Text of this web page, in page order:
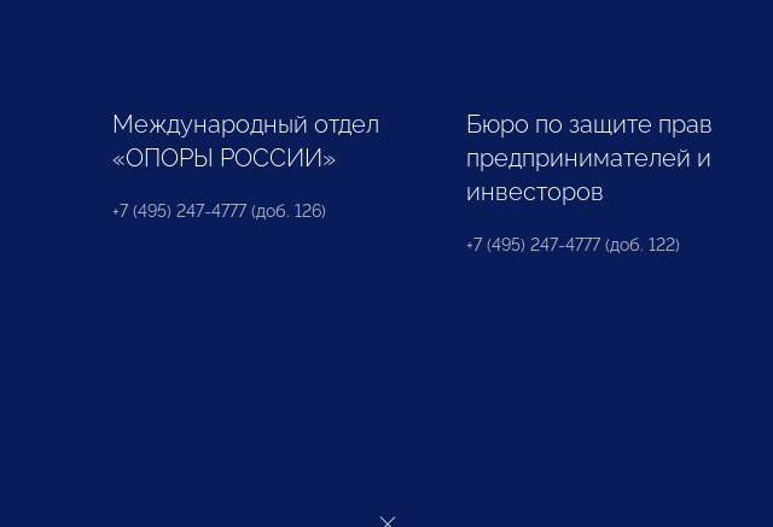
Международный отдел
«ОПОРЫ РОССИИ»
+7 (495) 247-4777 (доб. 126)
Бюро по защите прав
предпринимателей и
инвесторов
+7 (495) 247-4777 (доб. 122)